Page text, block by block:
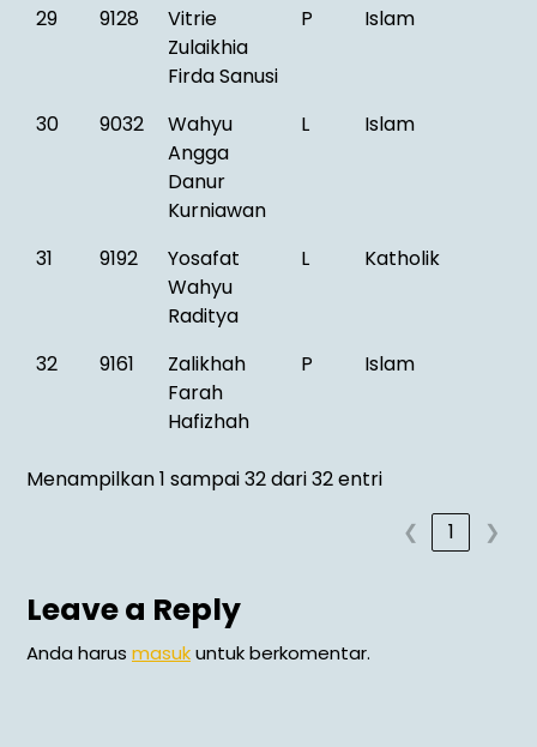
29 9128
Vitrie
Zulaikhia
Firda Sanusi
P Islam
30 9032
Wahyu
Angga
Danur
Kurniawan
L Islam
31 9192
Yosafat
Wahyu
Raditya
L Katholik
32 9161
Zalikhah
Farah
Hafizhah
P Islam
Menampilkan 1 sampai 32 dari 32 entri
❮
1 ❯
Leave a Reply
Anda harus masukuntuk berkomentar.